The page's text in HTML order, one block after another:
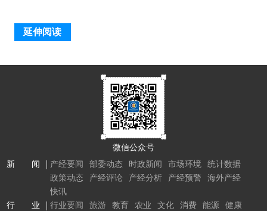
延伸阅读
微信公众号
新 闻
产经要闻 部委动态 时政新闻 市场环境
统计数据
政策动态
产经评论 产经分析 产经预警
海外产经
快讯
行 业
行业要闻 旅游 教育 农业 文化 消费 能源 健康